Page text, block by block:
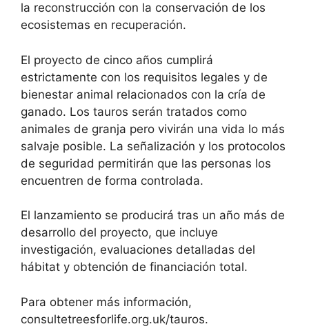
la reconstrucción con la conservación de los
ecosistemas en recuperación.
El proyecto de cinco años cumplirá
estrictamente con los requisitos legales y de
bienestar animal relacionados con la cría de
ganado. Los tauros serán tratados como
animales de granja pero vivirán una vida lo más
salvaje posible. La señalización y los protocolos
de seguridad permitirán que las personas los
encuentren de forma controlada.
El lanzamiento se producirá tras un año más de
desarrollo del proyecto, que incluye
investigación, evaluaciones detalladas del
hábitat y obtención de financiación total.
Para obtener más información,
consultetreesforlife.org.uk/tauros.